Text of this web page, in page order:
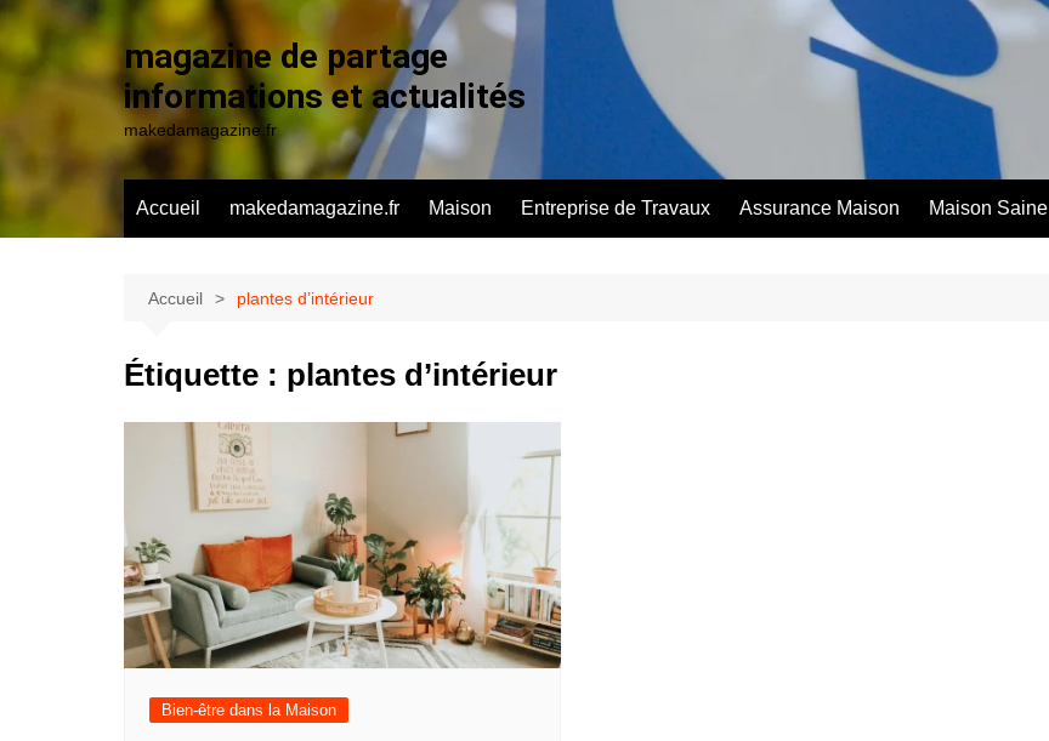
Aller
contenu
magazine de partage
informations et actualités
makedamagazine.fr
Accueil makedamagazine.fr Maison Entreprise de Travaux Assurance Maison Maison Saine
Accueil plantes d’intérieur
Étiquette : plantes d’intérieur
Bien-être dans la Maison